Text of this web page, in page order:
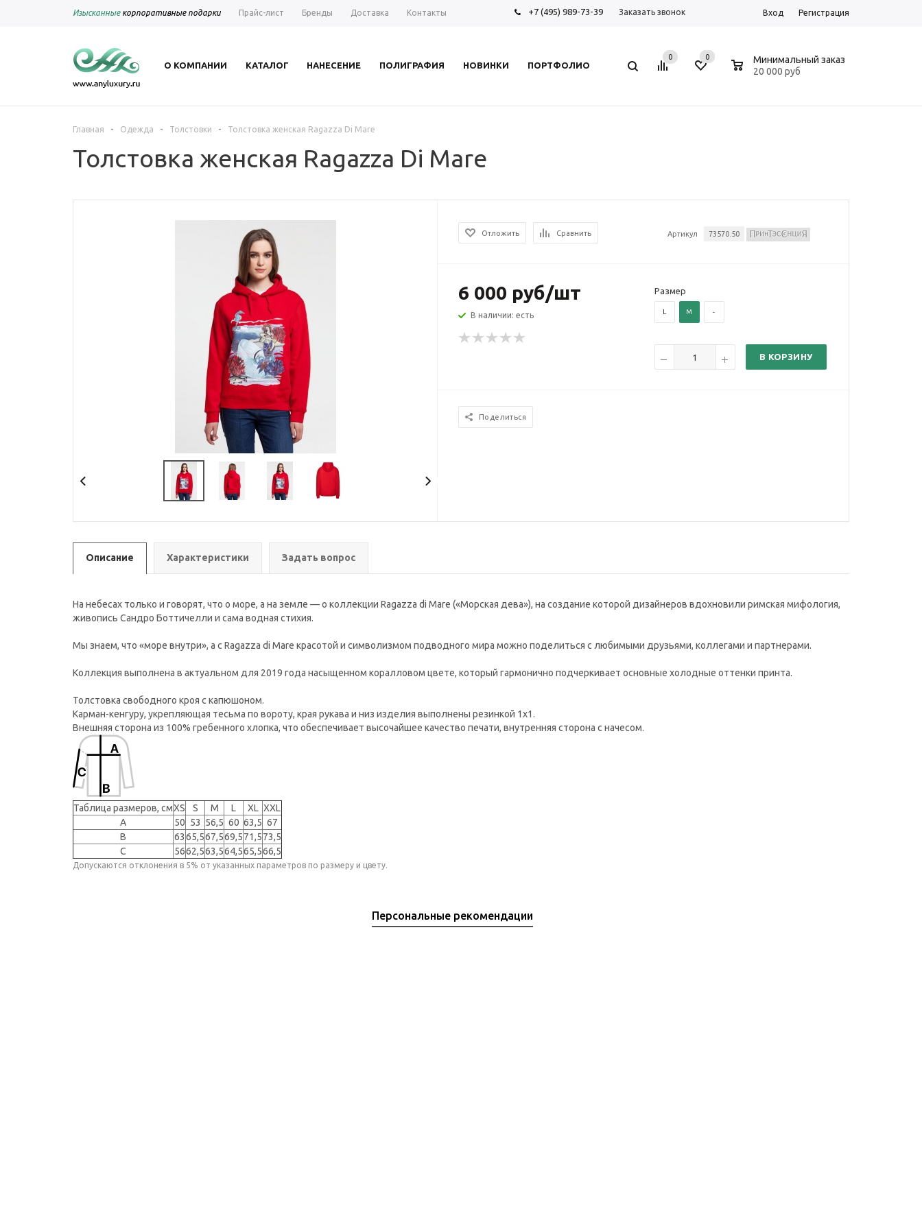
Изысканныекорпоративные подарки Прайс-лист Бренды Доставка Контакты +7 (495) 989-73-39 Заказать звонок Вход Регистрация
О КОМПАНИИ КАТАЛОГ НАНЕСЕНИЕ ПОЛИГРАФИЯ НОВИНКИ ПОРТФОЛИО
0 0
Минимальный заказ
20 000 руб
Главная - Одежда - Толстовки - Толстовка женская Ragazza Di Mare
Толстовка женская Ragazza Di Mare
Артикул 73570.50
Отложить Сравнить
6 000 руб/шт
В наличии: есть
Размер
L M -
В КОРЗИНУ
Поделиться
Описание Характеристики Задать вопрос
На небесах только и говорят, что о море, а на земле — о коллекции Ragazza di Mare («Морская дева»), на создание которой дизайнеров вдохновили римская мифология,
живопись Сандро Боттичелли и сама водная стихия.
Мы знаем, что «море внутри», а с Ragazza di Mare красотой и символизмом подводного мира можно поделиться с любимыми друзьями, коллегами и партнерами.
Коллекция выполнена в актуальном для 2019 года насыщенном коралловом цвете, который гармонично подчеркивает основные холодные оттенки принта.
Толстовка свободного кроя с капюшоном.
Карман-кенгуру, укрепляющая тесьма по вороту, края рукава и низ изделия выполнены резинкой 1х1.
Внешняя сторона из 100% гребенного хлопка, что обеспечивает высочайшее качество печати, внутренняя сторона с начесом.
Таблица размеров, смXS S M L XL XXL
A
50 53 56,5 60 63,5 67
B
6365,567,569,571,573,5
C
5662,563,564,565,566,5
Допускаются отклонения в 5% от указанных параметров по размеру и цвету.
Персональные рекомендации